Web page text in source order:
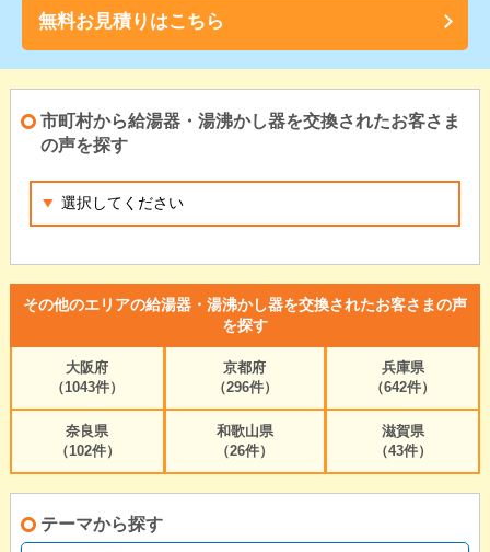
無料お見積りはこちら
市町村から給湯器・湯沸かし器を交換されたお客さま
の声を探す
その他のエリアの給湯器・湯沸かし器を交換されたお客さまの声
を探す
大阪府
（1043件）
京都府
（296件）
兵庫県
（642件）
奈良県
（102件）
和歌山県
（26件）
滋賀県
（43件）
テーマから探す